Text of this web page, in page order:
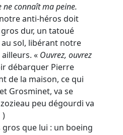
ne connaît ma peine.
anti-héros doit
dur, un tatoué
au sol, libérant notre
« Ouvrez, ouvrez
débarquer Pierre
de la maison, ce qui
Grosminet, va se
peu dégourdi va
)
que lui : un boeing